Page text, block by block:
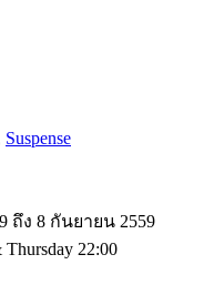
Suspense
ถึง 8 กันยายน 2559
Thursday 22:00